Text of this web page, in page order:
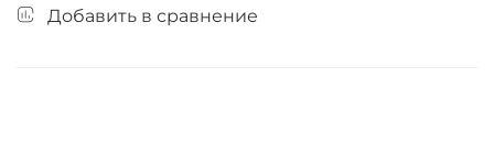
Добавить в сравнение